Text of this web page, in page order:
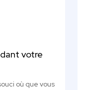
votre
où que vous